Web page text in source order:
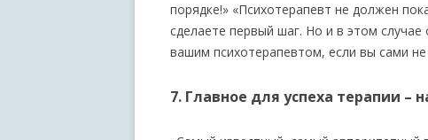
порядке!» «Психотерапевт не должен
сделаете первый шаг. Но и в этом
вашим психотерапевтом, если вы сами
7. Главное для успеха терапии –